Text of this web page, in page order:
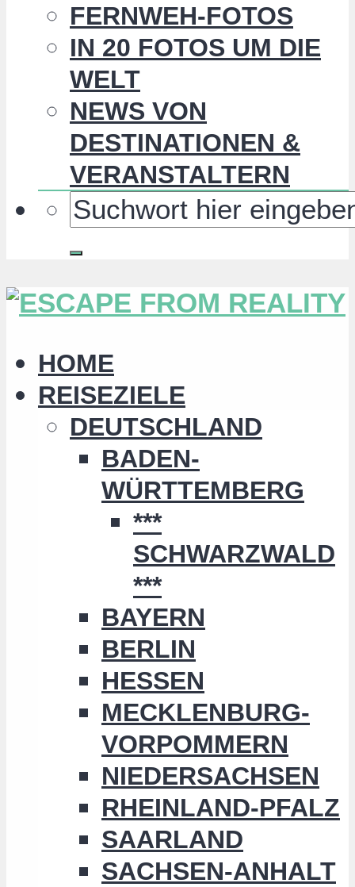
FERNWEH-FOTOS
IN 20 FOTOS UM DIE
WELT
NEWS VON
DESTINATIONEN &
VERANSTALTERN
HOME
REISEZIELE
DEUTSCHLAND
BADEN-
WÜRTTEMBERG
***
SCHWARZWALD
***
BAYERN
BERLIN
HESSEN
MECKLENBURG-
VORPOMMERN
NIEDERSACHSEN
RHEINLAND-PFALZ
SAARLAND
SACHSEN-ANHALT